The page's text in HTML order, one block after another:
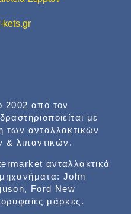
kets.gr
2002 από τον
με
των ανταλλακτικών
λιπαντικών.
ανταλλακτικά
John
Ford New
μάρκες.